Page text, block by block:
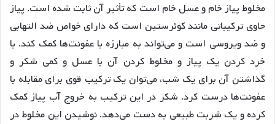
مخلوط پیاز خام و عسل خام است که تأثیر آن ثابت شده است. پیاز
حاوی ترکیباتی مانند کوئرستین است که دارای خواص ضد التهابی
و ضد ویروسی است و می‌تواند به مبارزه با عفونت‌ها کمک کند. با
خرد کردن یک پیاز و مخلوط کردن آن با عسل و کمی شکر و
گذاشتن آن برای یک شب، می‌توان یک ترکیب قوی برای مقابله با
عفونت‌ها درست کرد. شکر در این ترکیب به خروج آب پیاز کمک
کرده و یک شربت طبیعی به دست می‌دهد. نوشیدن این مخلوط در